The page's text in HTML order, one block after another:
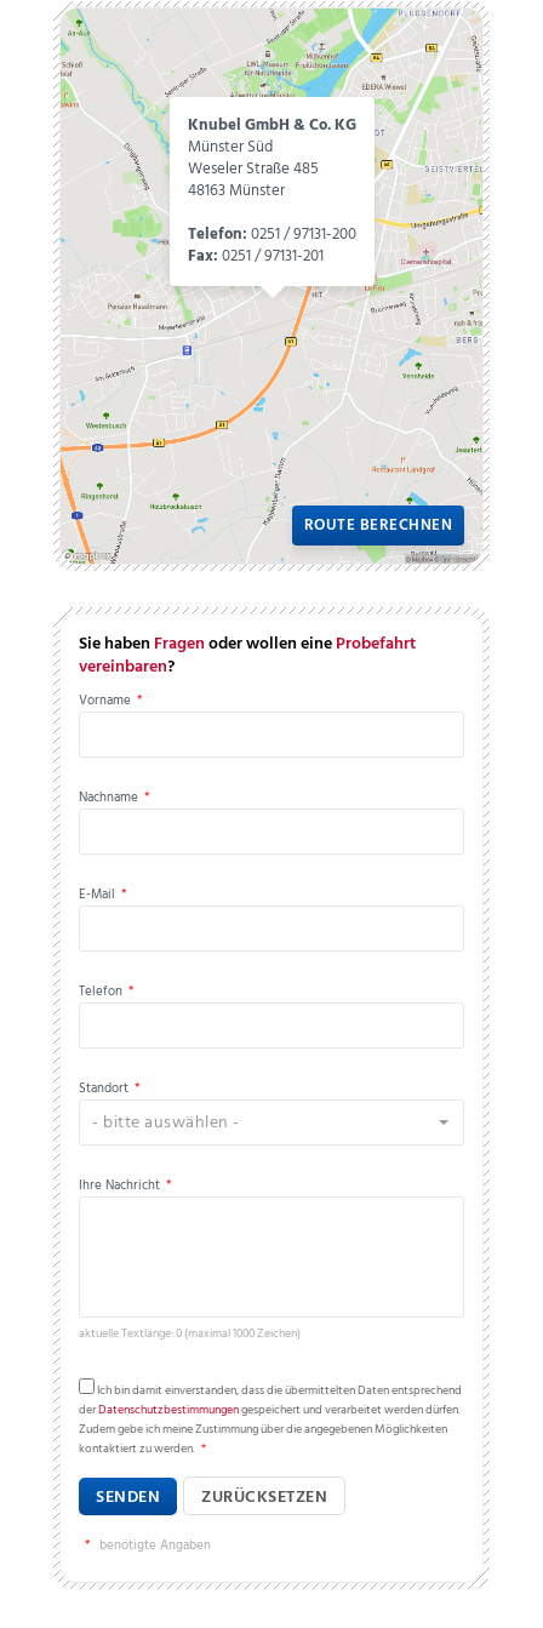
Knubel GmbH & Co. KG
Münster Süd
Weseler Straße 485
48163 Münster
Telefon:0251 / 97131-200
Fax:0251 / 97131-201
ROUTE BERECHNEN
Sie haben Fragenoder wollen eineProbefahrt
vereinbaren?
Vorname *
Nachname *
E-Mail *
Telefon *
Standort *
- bitte auswählen -
Ihre Nachricht *
aktuelle Textlänge: 0 (maximal 1000 Zeichen)
Ich bin damit einverstanden, dass die übermittelten Daten entsprechend
derDatenschutzbestimmungengespeichert und verarbeitet werden dürfen.
Zudem gebe ich meine Zustimmung über die angegebenen Möglichkeiten
kontaktiert zu werden. *
SENDEN ZURÜCKSETZEN
* benötigte Angaben